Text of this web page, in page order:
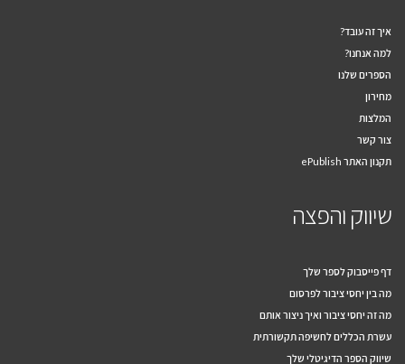
איך זה עובד?
למה אנחנו?
הספרים שלנו
מחירון
המלצות
צור קשר
תקנון האתר ePublish
שיווק והפצה
דף פייסבוק לספר שלך
מה בין יחסי ציבור לפרסום
מה זה יחסי ציבור ואיך ניצור אותם
עשרת הכללים לחשיפה תקשורתית
שיווק הספר הדיגיטלי שלך